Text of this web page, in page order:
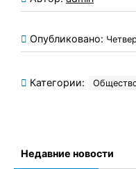
Опубликовано:
Категории:
Недавние новости